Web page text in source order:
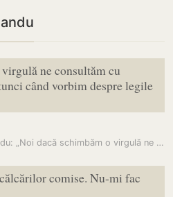
ne consultăm cu
când vorbim despre legile
(stop cadru) Maia Sandu: „Noi dacă schimbăm o virgulă ne consultăm cu…
comise. Nu-mi fac